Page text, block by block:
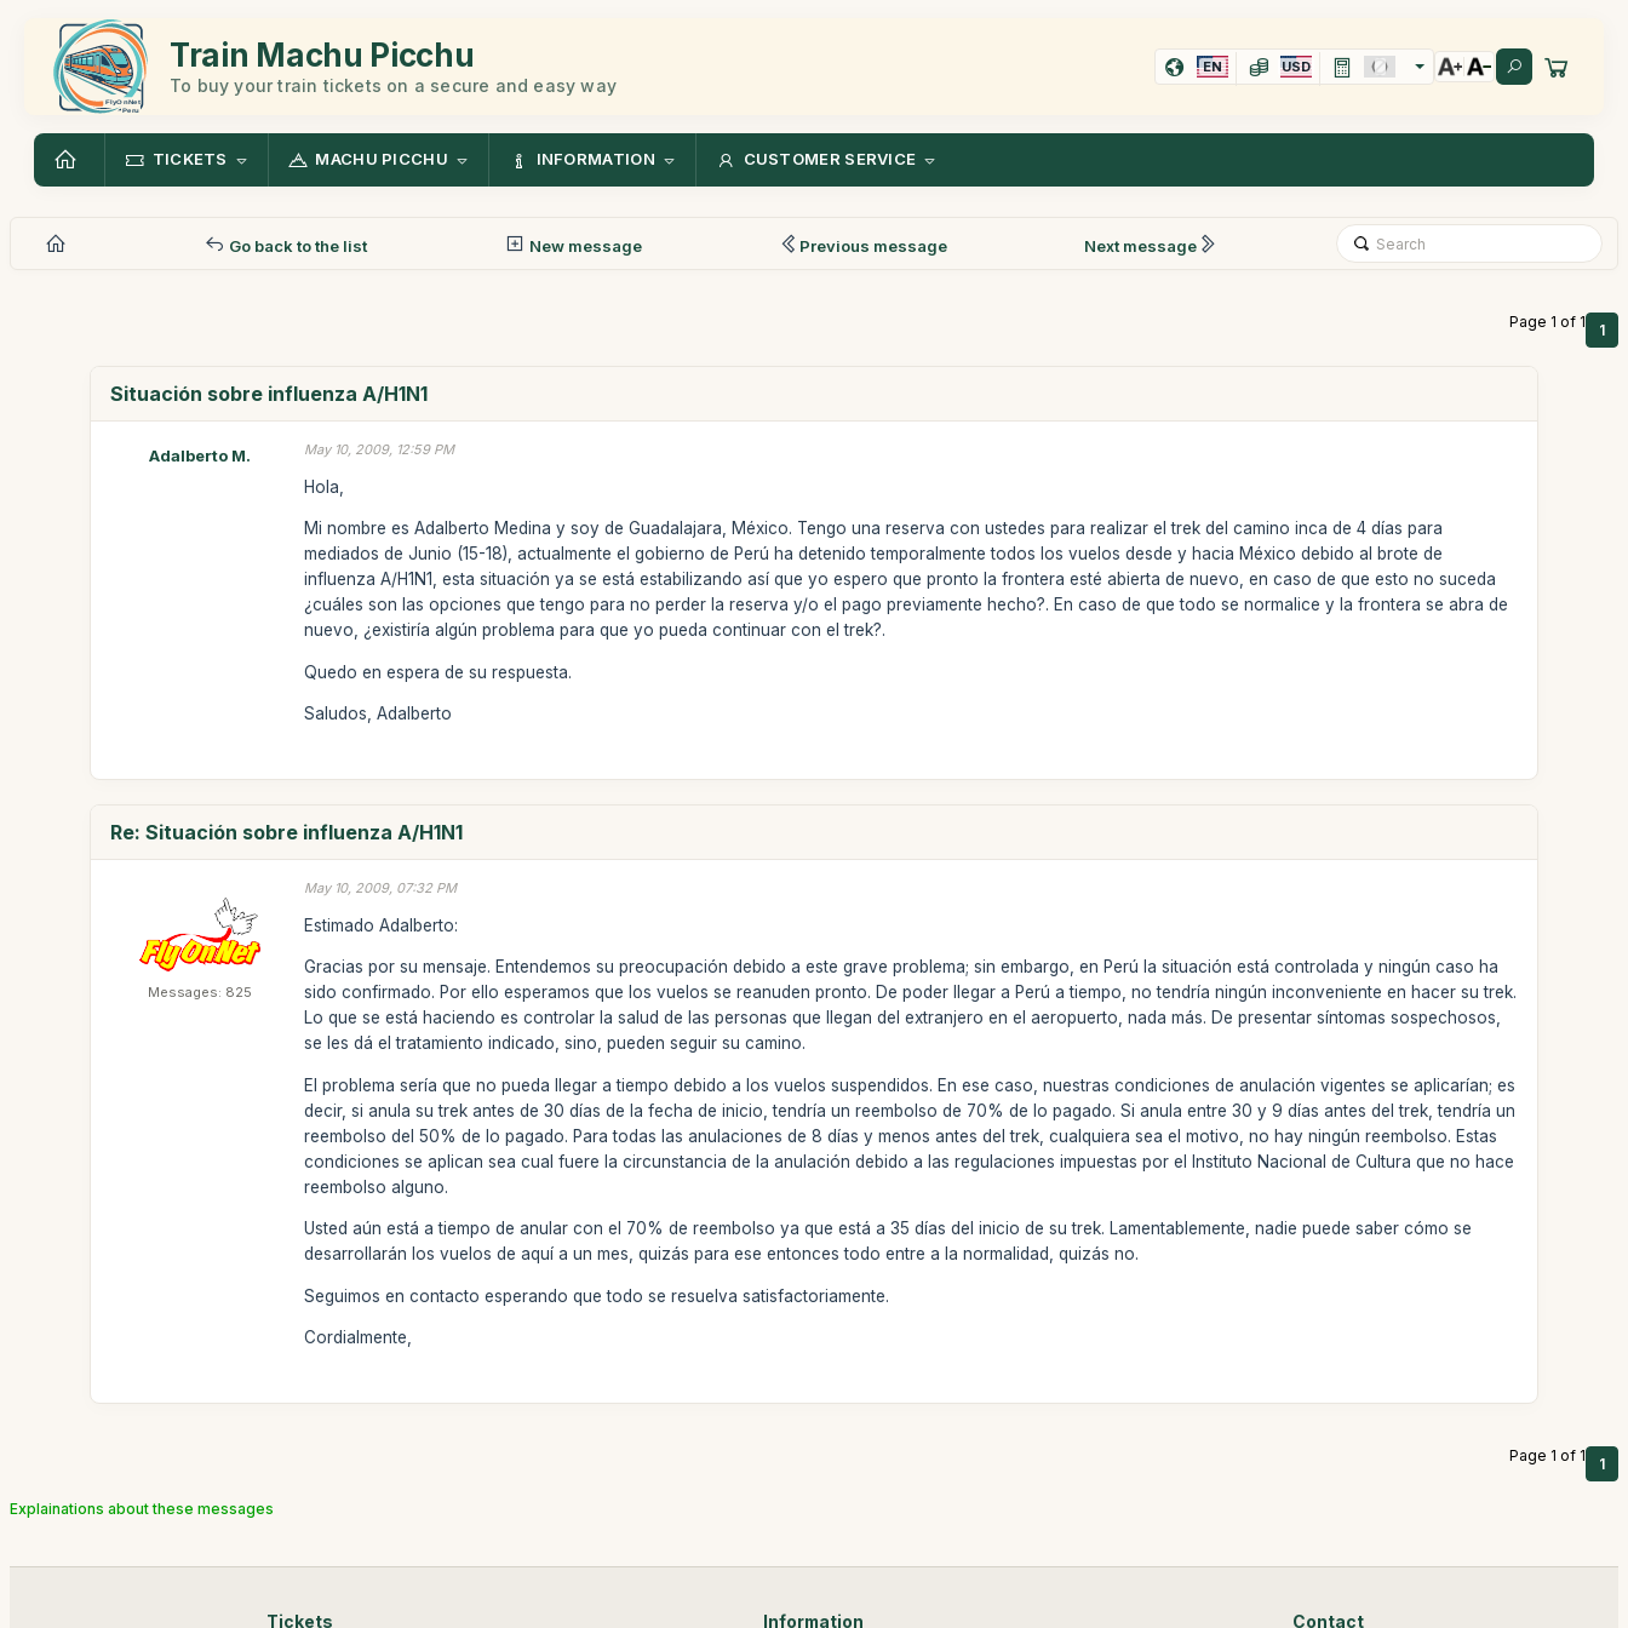
Train Machu Picchu
To buy your train tickets on a secure and easy way
EN USD
TICKETS MACHU PICCHU INFORMATION CUSTOMER SERVICE
Go back to the list New message Previous message Next message
Page 1 of 1 1
Situación sobre influenza A/H1N1
Adalberto M. May 10, 2009, 12:59 PM
Hola,
Mi nombre es Adalberto Medina y soy de Guadalajara, México. Tengo una reserva con ustedes para realizar el trek del camino inca de 4 días para
mediados de Junio (15-18), actualmente el gobierno de Perú ha detenido temporalmente todos los vuelos desde y hacia México debido al brote de
influenza A/H1N1, esta situación ya se está estabilizando así que yo espero que pronto la frontera esté abierta de nuevo, en caso de que esto no suceda
¿cuáles son las opciones que tengo para no perder la reserva y/o el pago previamente hecho?. En caso de que todo se normalice y la frontera se abra de
nuevo, ¿existiría algún problema para que yo pueda continuar con el trek?.
Quedo en espera de su respuesta.
Saludos, Adalberto
Re: Situación sobre influenza A/H1N1
Messages: 825
May 10, 2009, 07:32 PM
Estimado Adalberto:
Gracias por su mensaje. Entendemos su preocupación debido a este grave problema; sin embargo, en Perú la situación está controlada y ningún caso ha
sido confirmado. Por ello esperamos que los vuelos se reanuden pronto. De poder llegar a Perú a tiempo, no tendría ningún inconveniente en hacer su trek.
Lo que se está haciendo es controlar la salud de las personas que llegan del extranjero en el aeropuerto, nada más. De presentar síntomas sospechosos,
se les dá el tratamiento indicado, sino, pueden seguir su camino.
El problema sería que no pueda llegar a tiempo debido a los vuelos suspendidos. En ese caso, nuestras condiciones de anulación vigentes se aplicarían; es
decir, si anula su trek antes de 30 días de la fecha de inicio, tendría un reembolso de 70% de lo pagado. Si anula entre 30 y 9 días antes del trek, tendría un
reembolso del 50% de lo pagado. Para todas las anulaciones de 8 días y menos antes del trek, cualquiera sea el motivo, no hay ningún reembolso. Estas
condiciones se aplican sea cual fuere la circunstancia de la anulación debido a las regulaciones impuestas por el Instituto Nacional de Cultura que no hace
reembolso alguno.
Usted aún está a tiempo de anular con el 70% de reembolso ya que está a 35 días del inicio de su trek. Lamentablemente, nadie puede saber cómo se
desarrollarán los vuelos de aquí a un mes, quizás para ese entonces todo entre a la normalidad, quizás no.
Seguimos en contacto esperando que todo se resuelva satisfactoriamente.
Cordialmente,
Page 1 of 1 1
Explainations about these messages
Tickets Information Contact